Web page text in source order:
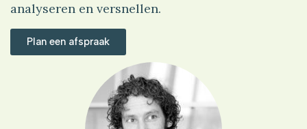
analyseren en versnellen.
Plan een afspraak